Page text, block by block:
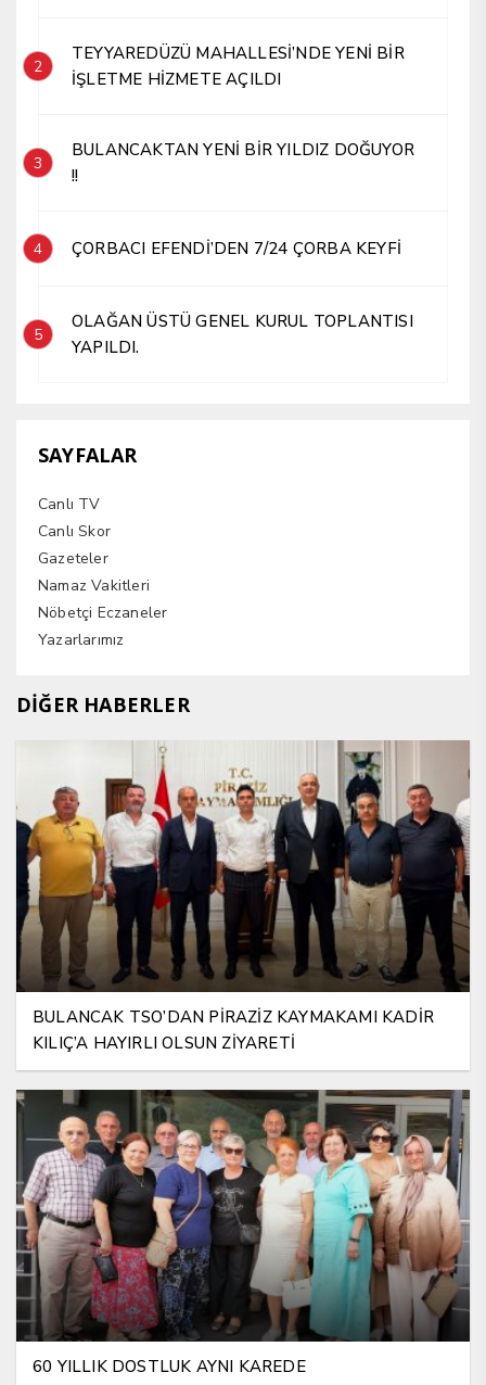
2
TEYYAREDÜZÜ MAHALLESİ’NDE YENİ BİR
İŞLETME HİZMETE AÇILDI
3
BULANCAKTAN YENİ BİR YILDIZ DOĞUYOR
!!
4 ÇORBACI EFENDİ’DEN 7/24 ÇORBA KEYFİ
5
OLAĞAN ÜSTÜ GENEL KURUL TOPLANTISI
YAPILDI.
SAYFALAR
Canlı TV
Canlı Skor
Gazeteler
Namaz Vakitleri
Nöbetçi Eczaneler
Yazarlarımız
DİĞER HABERLER
BULANCAK TSO’DAN PİRAZİZ KAYMAKAMI KADİR
KILIÇ’A HAYIRLI OLSUN ZİYARETİ
60 YILLIK DOSTLUK AYNI KAREDE